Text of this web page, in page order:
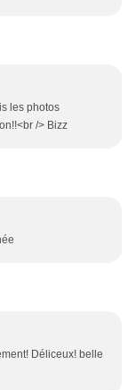
les photos
/> Bizz
Déliceux! belle